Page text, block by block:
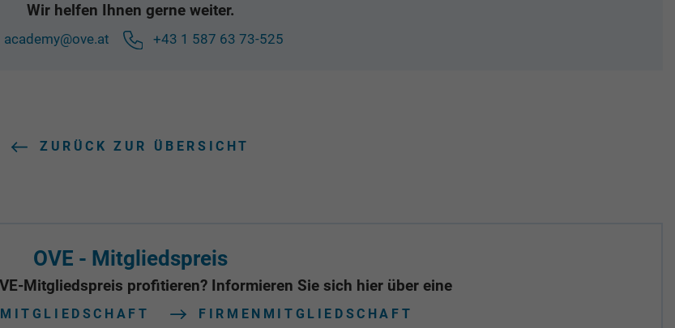
Wir helfen Ihnen gerne weiter.
academy@ove.at +43 1 587 63 73-525
ZURÜCK ZUR ÜBERSICHT
OVE - Mitgliedspreis
Mitgliedspreis profitieren? Informieren Sie sich hier über eine
FIRMENMITGLIEDSCHAFT